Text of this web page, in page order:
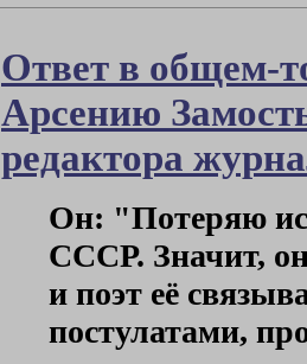
Ответ в общем-
Арсению
редактора
Он: "Потеряю
СССР. Значит,
и поэт её
постулатами,